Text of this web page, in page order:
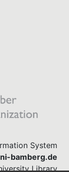
System
bamberg.de
Library